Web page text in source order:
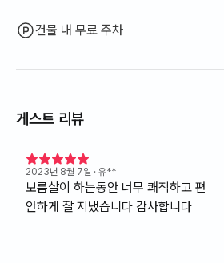
건물 내 무료 주차
게스트 리뷰
2023년 8월 7일 · 유**
보름살이 하는동안 너무 쾌적하고 편
안하게 잘 지냈습니다 감사합니다